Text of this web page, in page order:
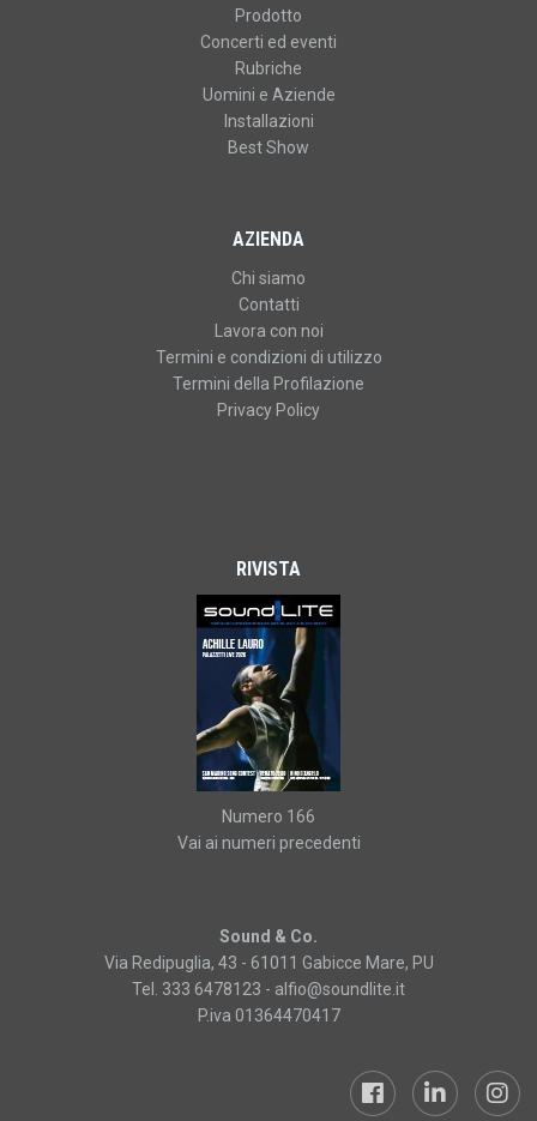
Prodotto
Concerti ed eventi
Rubriche
Uomini e Aziende
Installazioni
Best Show
AZIENDA
Chi siamo
Contatti
Lavora con noi
Termini e condizioni di utilizzo
Termini della Profilazione
Privacy Policy
RIVISTA
Numero 166
Vai ai numeri precedenti
Sound & Co.
Via Redipuglia, 43 - 61011 Gabicce Mare, PU
Tel. 333 6478123 - alfio@soundlite.it
P.iva 01364470417